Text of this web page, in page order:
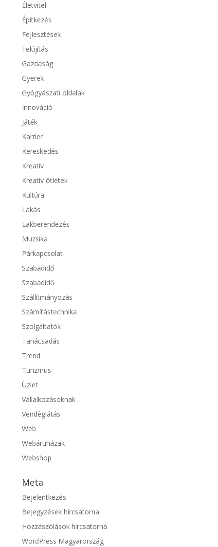
Életvitel
Építkezés
Fejlesztések
Felújítás
Gazdaság
Gyerek
Gyógyászati oldalak
Innováció
Játék
Karrier
Kereskedés
Kreatív
Kreatív ötletek
Kultúra
Lakás
Lakberendezés
Muzsika
Párkapcsolat
Szabadidő
Szabadidő
Szállítmányozás
Számítástechnika
Szolgáltatók
Tanácsadás
Trend
Turizmus
Üzlet
Vállalkozásoknak
Vendéglátás
Web
Webáruházak
Webshop
Meta
Bejelentkezés
Bejegyzések hírcsatorna
Hozzászólások hírcsatorna
WordPress Magyarország